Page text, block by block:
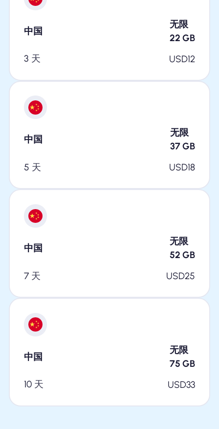
中国
无限
22 GB
3 天
USD12
中国
无限
37 GB
5 天
USD18
中国
无限
52 GB
7 天
USD25
中国
无限
75 GB
10 天
USD33